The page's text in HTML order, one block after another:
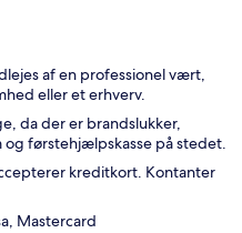
af en professionel vært,
eller et erhverv.
da der er brandslukker,
og førstehjælpskasse på stedet.
kreditkort. Kontanter
Mastercard